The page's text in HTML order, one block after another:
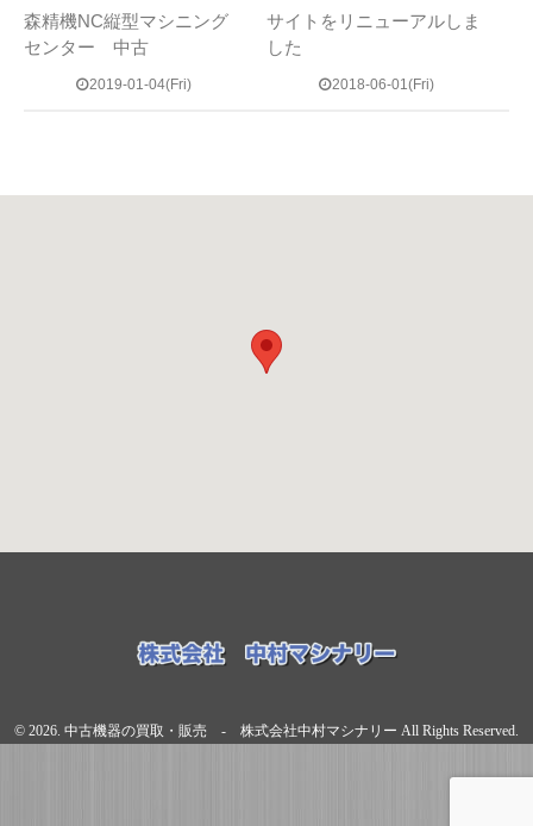
森精機NC縦型マシニング
センター 中古
2019-01-04(Fri)
サイトをリニューアルしま
した
2018-06-01(Fri)
© 2026. 中古機器の買取・販売 - 株式会社中村マシナリー All Rights Reserved.